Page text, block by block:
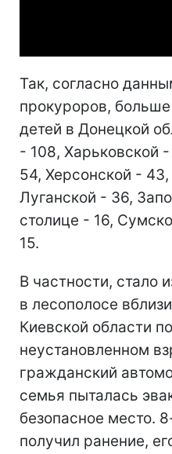
Так, согласно
прокуроров,
детей в Донецкой
- 108, Харьковской
54, Херсонской -
Луганской - 36,
столице - 16,
15.
В частности, стало
в лесополосе
Киевской области
неустановленном
гражданский
семья пыталась
безопасное место.
получил ранение,